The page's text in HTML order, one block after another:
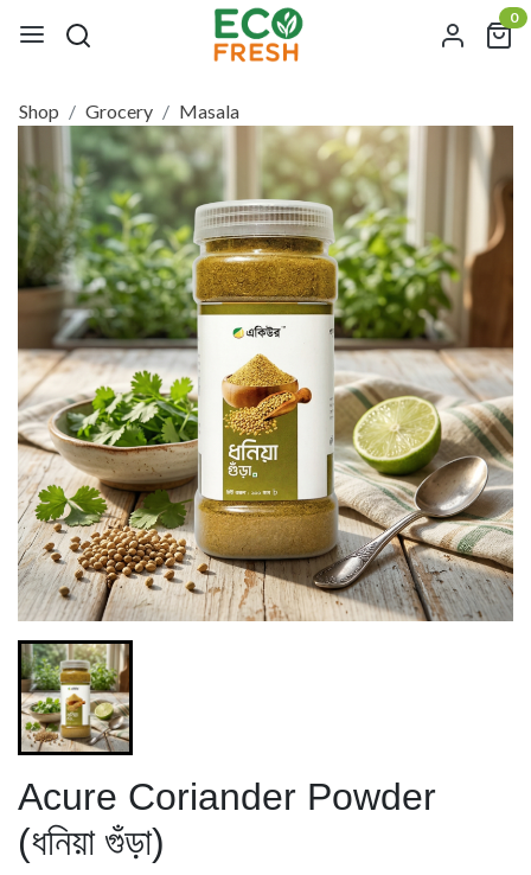
0
Shop Grocery Masala
Acure Coriander Powder
(ধনিয়া গুঁড়া)